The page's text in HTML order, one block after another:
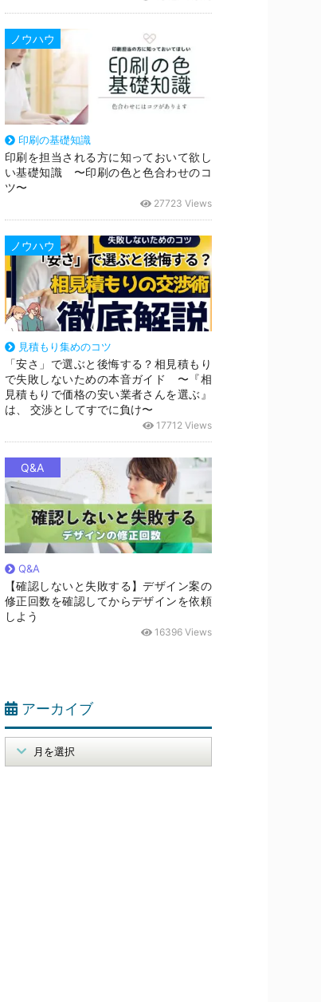
ノウハウ
印刷の基礎知識
印刷を担当される方に知っておいて欲し
い基礎知識 〜印刷の色と色合わせのコ
ツ〜
27723 Views
ノウハウ
見積もり集めのコツ
「安さ」で選ぶと後悔する？相見積もり
で失敗しないための本音ガイド 〜『相
見積もりで価格の安い業者さんを選ぶ』
は、 交渉としてすでに負け〜
17712 Views
Q&A
Q&A
【確認しないと失敗する】デザイン案の
修正回数を確認してからデザインを依頼
しよう
16396 Views
アーカイブ